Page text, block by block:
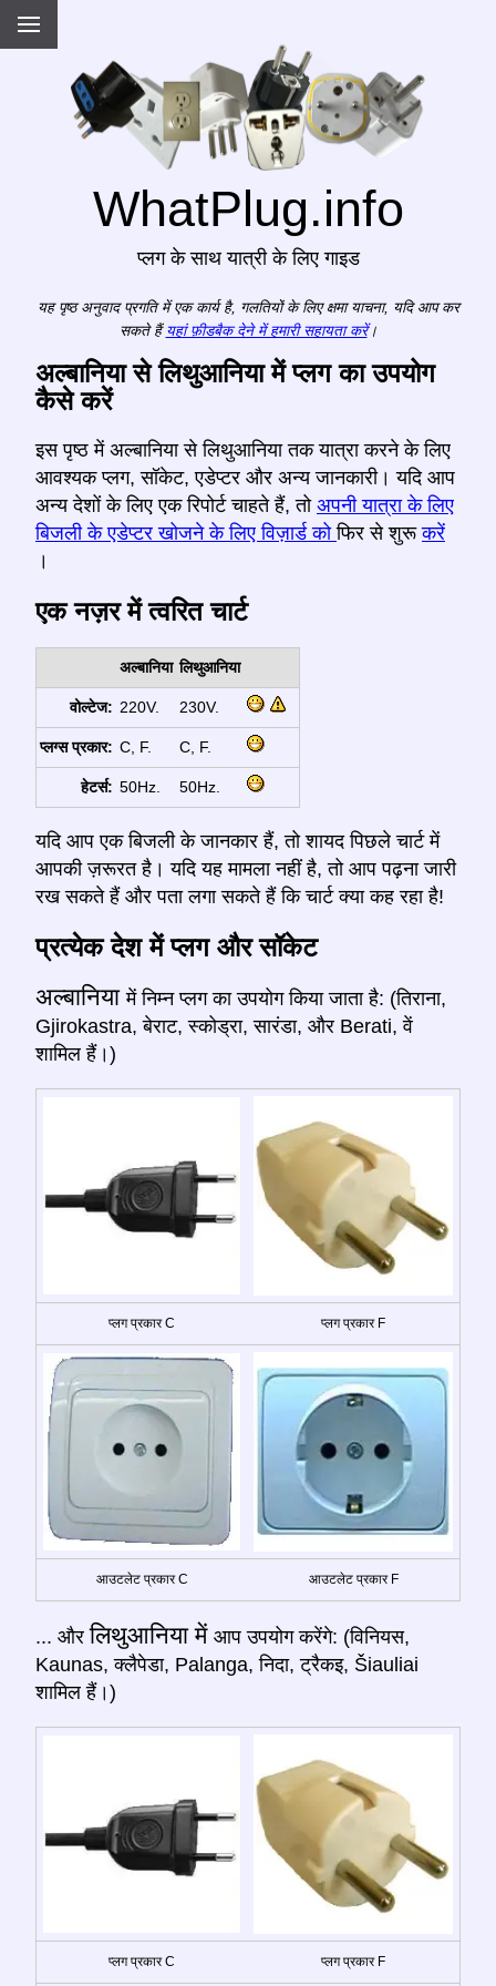
WhatPlug.info
प्लग के साथ यात्री के लिए गाइड
यह पृष्ठ अनुवाद प्रगति में एक कार्य है, गलतियों के लिए क्षमा याचना, यदि आप कर
सकते हैं यहां फ़ीडबैक देने में हमारी सहायता करें।
अल्बानिया से लिथुआनिया में प्लग का उपयोग
कैसे करें
इस पृष्ठ में अल्बानिया से लिथुआनिया तक यात्रा करने के लिए
आवश्यक प्लग, सॉकेट, एडेप्टर और अन्य जानकारी। यदि आप
अन्य देशों के लिए एक रिपोर्ट चाहते हैं, तो अपनी यात्रा के लिए
बिजली के एडेप्टर खोजने के लिए विज़ार्ड कोफिर से शुरूकरें
।
एक नज़र में त्वरित चार्ट
अल्बानिया लिथुआनिया
वोल्टेज: 220V. 230V.
प्लग्स प्रकार: C, F. C, F.
हेटर्स: 50Hz. 50Hz.
यदि आप एक बिजली के जानकार हैं, तो शायद पिछले चार्ट में
आपकी ज़रूरत है। यदि यह मामला नहीं है, तो आप पढ़ना जारी
रख सकते हैं और पता लगा सकते हैं कि चार्ट क्या कह रहा है!
प्रत्येक देश में प्लग और सॉकेट
अल्बानियामें निम्न प्लग का उपयोग किया जाता है: (तिराना,
Gjirokastra, बेराट, स्कोड्रा, सारंडा, और Berati, वें
शामिल हैं।)
प्लग प्रकार C प्लग प्रकार F
आउटलेट प्रकार C आउटलेट प्रकार F
... औरलिथुआनिया में आप उपयोग करेंगे: (विनियस,
Kaunas, क्लैपेडा, Palanga, निदा, ट्रैकइ, Šiauliai
शामिल हैं।)
प्लग प्रकार C प्लग प्रकार F